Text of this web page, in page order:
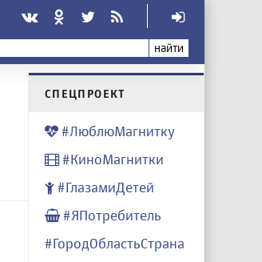
найти
CПЕЦПРОЕКТ
#ЛюблюМагнитку
#КиноМагнитки
#ГлазамиДетей
#ЯПотребитель
#ГородОбластьСтрана